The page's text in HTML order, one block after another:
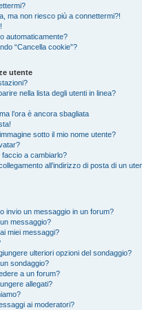
ma non riesco più a connettermi?!
automaticamente?
“Cancella cookie”?
utente
nella lista degli utenti in linea?
l’ora è ancora sbagliata
sotto il mio nome utente?
faccio a cambiarlo?
all’indirizzo di posta di un
invio un messaggio in un forum?
messaggio?
miei messaggi?
ulteriori opzioni del sondaggio?
sondaggio?
a un forum?
allegati?
ai moderatori?